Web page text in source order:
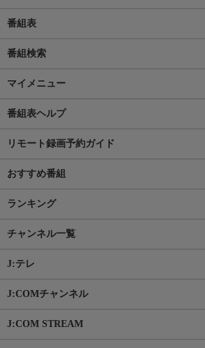
番組表
番組検索
マイメニュー
番組表ヘルプ
リモート録画予約ガイド
おすすめ番組
ランキング
チャンネル一覧
J:テレ
J:COMチャンネル
J:COM STREAM